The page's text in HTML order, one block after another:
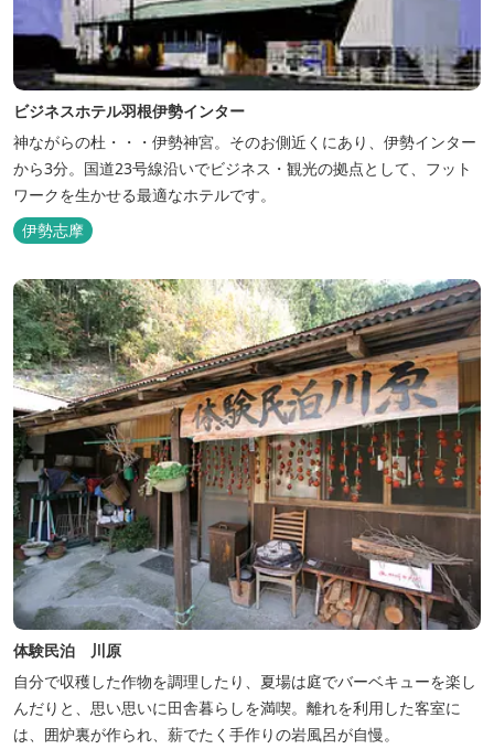
ビジネスホテル羽根伊勢インター
神ながらの杜・・・伊勢神宮。そのお側近くにあり、伊勢インター
から3分。国道23号線沿いでビジネス・観光の拠点として、フット
ワークを生かせる最適なホテルです。
伊勢志摩
体験民泊 川原
自分で収穫した作物を調理したり、夏場は庭でバーベキューを楽し
んだりと、思い思いに田舎暮らしを満喫。離れを利用した客室に
は、囲炉裏が作られ、薪でたく手作りの岩風呂が自慢。